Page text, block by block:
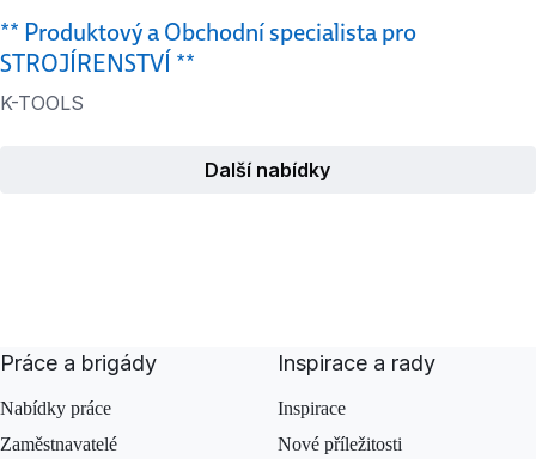
** Produktový a Obchodní specialista pro
STROJÍRENSTVÍ **
K-TOOLS
Další nabídky
Práce a brigády
Nabídky práce
Zaměstnavatelé
Inspirace a rady
Inspirace
Nové příležitosti